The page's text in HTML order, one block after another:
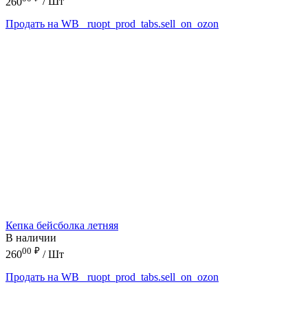
Продать на WB
_ruopt_prod_tabs.sell_on_ozon
Кепка бейсболка летняя
В наличии
26000 ₽ / Шт
Продать на WB
_ruopt_prod_tabs.sell_on_ozon